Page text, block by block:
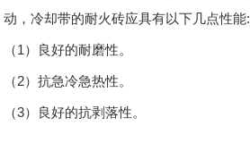
动，冷却带的耐火砖应具有以下几点性能:
（1）良好的耐磨性。
（2）抗急冷急热性。
（3）良好的抗剥落性。